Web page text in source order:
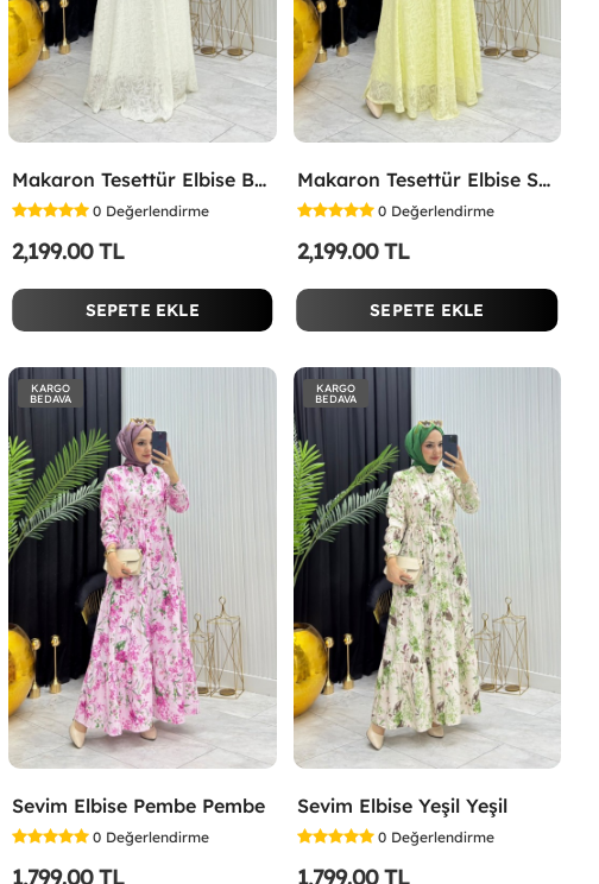
Makaron Tesettür Elbise Beyaz Beyaz
0 Değerlendirme
2,199.00 TL
SEPETE EKLE
Makaron Tesettür Elbise Sarı Sarı
0 Değerlendirme
2,199.00 TL
SEPETE EKLE
KARGO
BEDAVA
Sevim Elbise Pembe Pembe
0 Değerlendirme
1,799.00 TL
KARGO
BEDAVA
Sevim Elbise Yeşil Yeşil
0 Değerlendirme
1,799.00 TL